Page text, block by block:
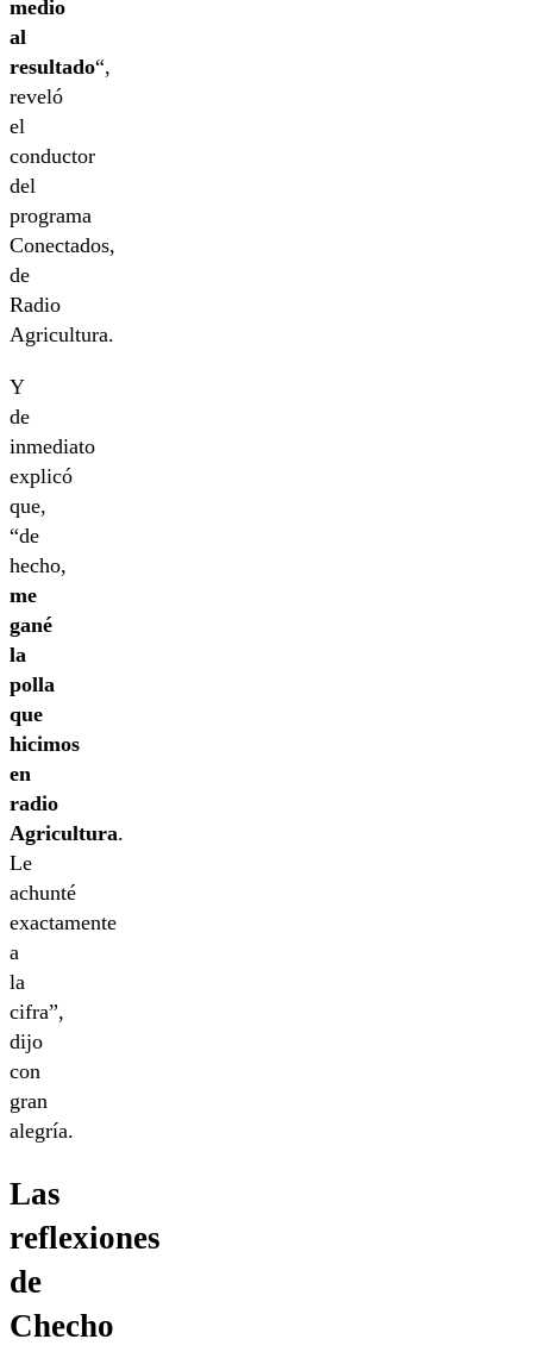
medio
al
resultado“,
reveló
el
conductor
del
programa
Conectados,
de
Radio
Agricultura.
Y
de
inmediato
explicó
que,
“de
hecho,
me
gané
la
polla
que
hicimos
en
radio
Agricultura.
Le
achunté
exactamente
a
la
cifra”,
dijo
con
gran
alegría.
Las
reflexiones
de
Checho